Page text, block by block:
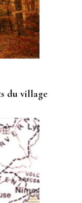
du village